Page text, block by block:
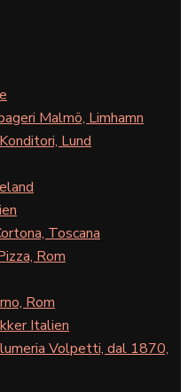
Malmö, Limhamn
Lund
Toscana
Rom
Rom
Italien
Volpetti, dal 1870,